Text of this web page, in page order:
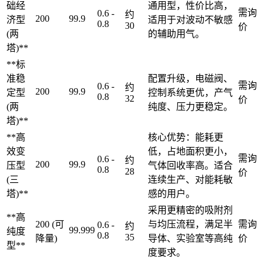
础经
济型
(两
塔)**
200 99.9
0.6 -
0.8
约
30
通用型，性价比高，
适用于对波动不敏感
的辅助用气。
需询
价
**标
准稳
定型
(两
塔)**
200 99.9
0.6 -
0.8
约
32
配置升级，电磁阀、
控制系统更优，产气
纯度、压力更稳定。
需询
价
**高
效变
压型
(三
塔)**
200 99.9
0.6 -
0.8
约
28
核心优势：能耗更
低，占地面积更小，
气体回收率高。适合
连续生产、对能耗敏
感的用户。
需询
价
**高
纯度
型**
200 (可
降量)
99.999
0.6 -
0.8
约
35
采用更精密的吸附剂
与均压流程，满足半
导体、实验室等高纯
度要求。
需询
价